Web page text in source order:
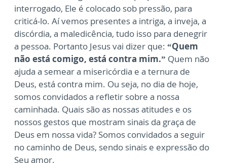
interrogado, Ele é colocado sob pressão, para
criticá-lo. Aí vemos presentes a intriga, a inveja, a
discórdia, a maledicência, tudo isso para denegrir
a pessoa. Portanto Jesus vai dizer que: “Quem
não está comigo, está contra mim.” Quem não
ajuda a semear a misericórdia e a ternura de
Deus, está contra mim. Ou seja, no dia de hoje,
somos convidados a refletir sobre a nossa
caminhada. Quais são as nossas atitudes e os
nossos gestos que mostram sinais da graça de
Deus em nossa vida? Somos convidados a seguir
no caminho de Deus, sendo sinais e expressão do
Seu amor.